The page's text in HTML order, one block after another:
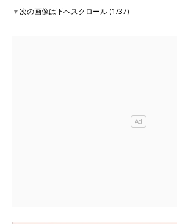
▼次の画像は下へスクロール (1/37)